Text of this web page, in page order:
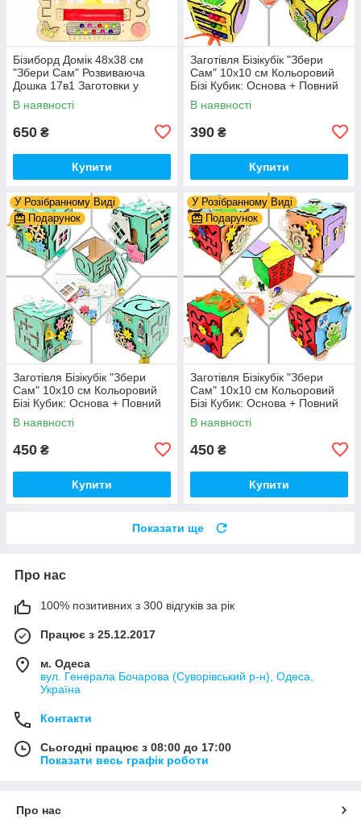
Бізиборд Домік 48x38 см
"Збери Сам" Розвиваюча
Дошка 17в1 Заготовки у
Разобранному вигляді +
Деталі та Фарба
В наявності
650 ₴
Купити
Заготівля Бізікубік "Збери
Сам" 10х10 см Кольоровий
Бізі Кубик: Основа + Повний
Комплект (в Розібраному
Виді) Кубік Бізи, Жовтий
В наявності
390 ₴
Купити
У Розібранному Виді
Подарунок
Заготівля Бізікубік "Збери
Сам" 10х10 см Кольоровий
Бізі Кубик: Основа + Повний
Комплект (в Розібраному
Виді) Кубік Бізи, Бірюза
В наявності
450 ₴
Купити
У Розібранному Виді
Подарунок
Заготівля Бізікубік "Збери
Сам" 10х10 см Кольоровий
Бізі Кубик: Основа + Повний
Комплект (в Розібраному
Виді) Кубік Бізи, Різнокол
В наявності
450 ₴
Купити
Показати ще
Про нас
100% позитивних з 300 відгуків за рік
Працює з 25.12.2017
м. Одеса
вул. Генерала Бочарова (Суворівський р-н), Одеса,
Україна
Контакти
Сьогодні працює з 08:00 до 17:00
Показати весь графік роботи
Про нас